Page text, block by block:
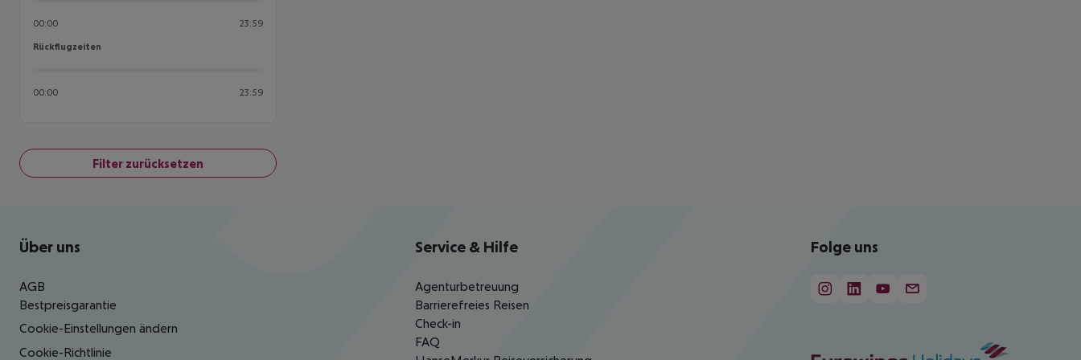
00:00 23:59
Rückflugzeiten
Rückflugzeiten
00:00 23:59
Filter zurücksetzen
Footer navigation
Über uns
AGB
Bestpreisgarantie
Cookie-Einstellungen ändern
Cookie-Richtlinie
Service & Hilfe
Agenturbetreuung
Barrierefreies Reisen
Check-in
FAQ
Folge uns